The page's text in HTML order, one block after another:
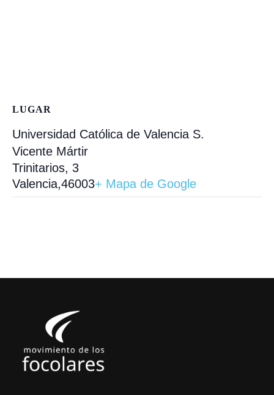
LUGAR
Universidad Católica de Valencia S.
Vicente Mártir
Trinitarios, 3
Valencia,46003+ Mapa de Google